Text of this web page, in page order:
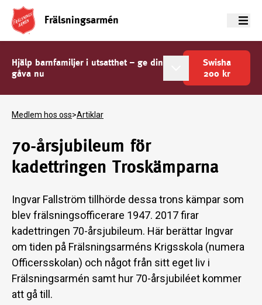
Frälsningsarmén Meny
Hjälp barnfamiljer i utsatthet – ge din
gåva nu
Swisha
200 kr
Medlem hos oss>Artiklar
70-årsjubileum för
kadettringen Troskämparna
Ingvar Fallström tillhörde dessa trons kämpar som
blev frälsningsofficerare 1947. 2017 firar
kadettringen 70-årsjubileum. Här berättar Ingvar
om tiden på Frälsningsarméns Krigsskola (numera
Officersskolan) och något från sitt eget liv i
Frälsningsarmén samt hur 70-årsjubiléet kommer
att gå till.